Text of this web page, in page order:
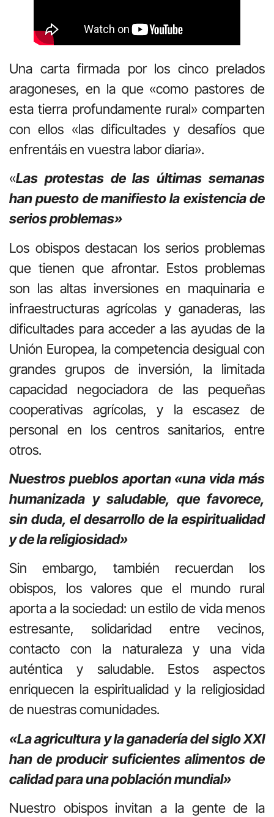
Una carta firmada por los cinco prelados
aragoneses, en la que «como pastores de
esta tierra profundamente rural» comparten
con ellos «las dificultades y desafíos que
enfrentáis en vuestra labor diaria».
«Las protestas de las últimas semanas
han puesto de manifiesto la existencia de
serios problemas»
Los obispos destacan los serios problemas
que tienen que afrontar. Estos problemas
son las altas inversiones en maquinaria e
infraestructuras agrícolas y ganaderas, las
dificultades para acceder a las ayudas de la
Unión Europea, la competencia desigual con
grandes grupos de inversión, la limitada
capacidad negociadora de las pequeñas
cooperativas agrícolas, y la escasez de
personal en los centros sanitarios, entre
otros.
Nuestros pueblos aportan «una vida más
humanizada y saludable, que favorece,
sin duda, el desarrollo de la espiritualidad
y de la religiosidad»
Sin embargo, también recuerdan los
obispos, los valores que el mundo rural
aporta a la sociedad: un estilo de vida menos
estresante, solidaridad entre vecinos,
contacto con la naturaleza y una vida
auténtica y saludable. Estos aspectos
enriquecen la espiritualidad y la religiosidad
de nuestras comunidades.
«La agricultura y la ganadería del siglo XXI
han de producir suficientes alimentos de
calidad para una población mundial»
Nuestro obispos invitan a la gente de la